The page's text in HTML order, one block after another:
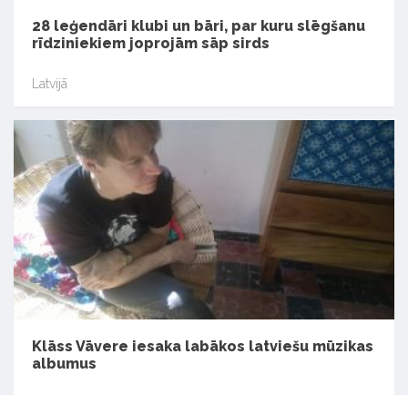
28 leģendāri klubi un bāri, par kuru slēgšanu
rīdziniekiem joprojām sāp sirds
Latvijā
Klāss Vāvere iesaka labākos latviešu mūzikas
albumus